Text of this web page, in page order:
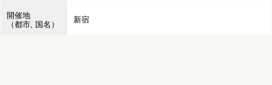
開催地
（都市, 国名）
新宿